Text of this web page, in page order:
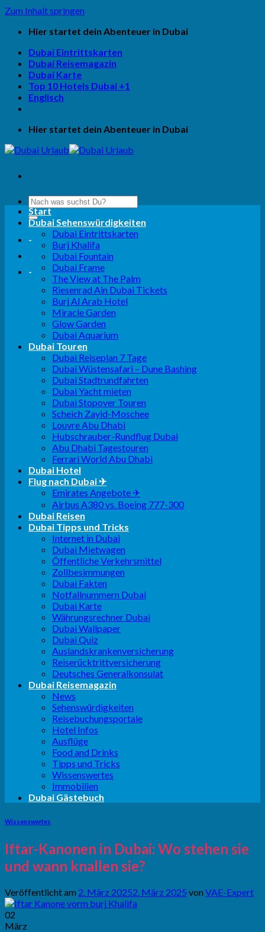
Zum Inhalt springen
Hier startet dein Abenteuer in Dubai
Dubai Eintrittskarten
Dubai Reisemagazin
Dubai Karte
Top 10 Hotels Dubai +1
Englisch
Hier startet dein Abenteuer in Dubai
-
-
Start
Dubai Sehenswürdigkeiten
Dubai Eintrittskarten
Burj Khalifa
Dubai Fountain
Dubai Frame
The View at The Palm
Riesenrad Ain Dubai Tickets
Burj Al Arab Hotel
Miracle Garden
Glow Garden
Dubai Aquarium
Dubai Touren
Dubai Reiseplan 7 Tage
Dubai Wüstensafari – Dune Bashing
Dubai Stadtrundfahrten
Dubai Yacht mieten
Dubai Stopover Touren
Scheich Zayid-Moschee
Louvre Abu Dhabi
Hubschrauber-Rundflug Dubai
Abu Dhabi Tagestouren
Ferrari World Abu Dhabi
Dubai Hotel
Flug nach Dubai ✈
Emirates Angebote ✈
Airbus A380 vs. Boeing 777-300
Dubai Reisen
Dubai Tipps und Tricks
Internet in Dubai
Dubai Mietwagen
Öffentliche Verkehrsmittel
Zollbesimmungen
Dubai Fakten
Notfallnummern Dubai
Dubai Karte
Währungsrechner Dubai
Dubai Wallpaper
Dubai Quiz
Auslandskrankenversicherung
Reiserücktrittversicherung
Deutsches Generalkonsulat
Dubai Reisemagazin
News
Sehenswürdigkeiten
Reisebuchungsportale
Hotel Infos
Ausflüge
Food and Drinks
Tipps und Tricks
Wissenswertes
Immobilien
Dubai Gästebuch
Wissenswertes
Iftar-Kanonen in Dubai: Wo stehen sie
und wann knallen sie?
Veröffentlicht am 2. März 20252. März 2025 von VAE-Expert
02
März